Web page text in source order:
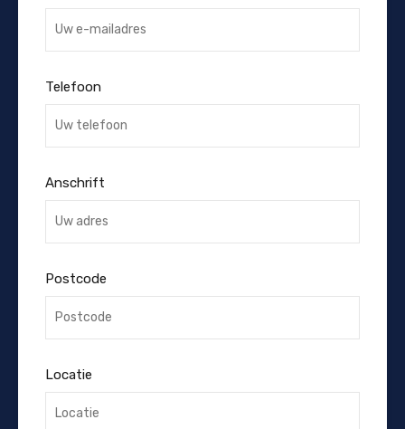
Telefoon
Anschrift
Postcode
Locatie